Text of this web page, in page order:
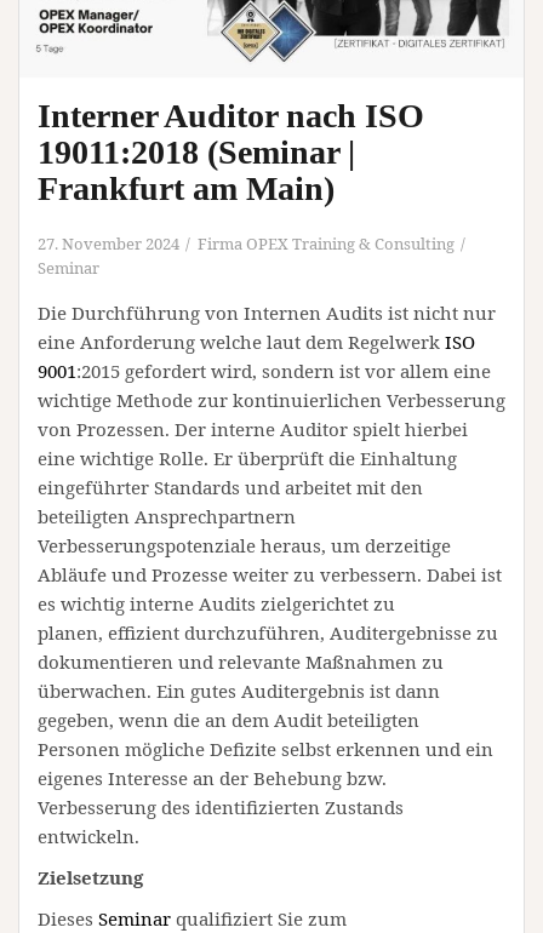
Interner Auditor nach ISO
19011:2018 (Seminar |
Frankfurt am Main)
27. November 2024
Firma OPEX Training & Consulting
Seminar
Die Durchführung von Internen Audits ist nicht nur
eine Anforderung welche laut dem Regelwerk ISO
9001:2015 gefordert wird, sondern ist vor allem eine
wichtige Methode zur kontinuierlichen Verbesserung
von Prozessen. Der interne Auditor spielt hierbei
eine wichtige Rolle. Er überprüft die Einhaltung
eingeführter Standards und arbeitet mit den
beteiligten Ansprechpartnern
Verbesserungspotenziale heraus, um derzeitige
Abläufe und Prozesse weiter zu verbessern. Dabei ist
es wichtig interne Audits zielgerichtet zu
planen, effizient durchzuführen, Auditergebnisse zu
dokumentieren und relevante Maßnahmen zu
überwachen. Ein gutes Auditergebnis ist dann
gegeben, wenn die an dem Audit beteiligten
Personen mögliche Defizite selbst erkennen und ein
eigenes Interesse an der Behebung bzw.
Verbesserung des identifizierten Zustands
entwickeln.
Zielsetzung
Dieses Seminar qualifiziert Sie zum